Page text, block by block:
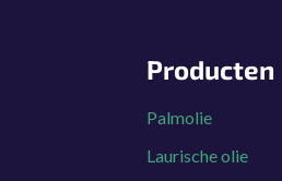
Producten
Palmolie
Laurische olie